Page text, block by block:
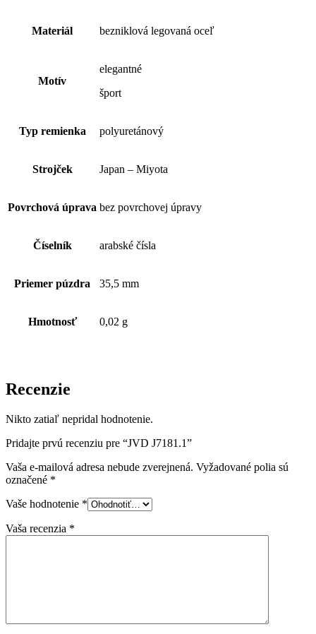
Materiál bezniklová legovaná oceľ
Motív
elegantné
šport
Typ remienka polyuretánový
Strojček Japan – Miyota
Povrchová úprava bez povrchovej úpravy
Číselník arabské čísla
Priemer púzdra 35,5 mm
Hmotnosť 0,02 g
Recenzie
Nikto zatiaľ nepridal hodnotenie.
Pridajte prvú recenziu pre “JVD J7181.1”
Vaša e-mailová adresa nebude zverejnená. Vyžadované polia sú
označené *
Vaše hodnotenie *
Vaša recenzia *